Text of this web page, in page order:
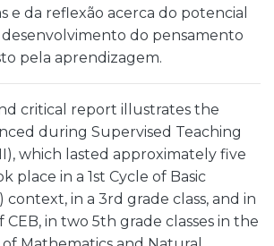
e da reflexão acerca do potencial
do pensamento
pela aprendizagem.
critical report illustrates the
during Supervised Teaching
which lasted approximately five
place in a 1st Cycle of Basic
context, in a 3rd grade class, and in
in two 5th grade classes in the